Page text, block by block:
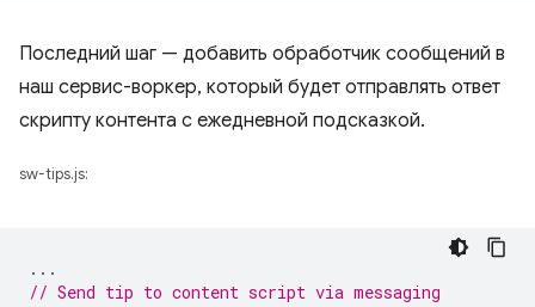
Последний шаг — добавить обработчик сообщений в
наш сервис-воркер, который будет отправлять ответ
скрипту контента с ежедневной подсказкой.
sw-tips.js:
...
// Send tip to content script via messaging